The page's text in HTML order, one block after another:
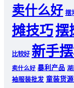
卖什么好 摆
摊技巧摆
比较好 新手
卖什么好 暴利产品
袖服装批发 童装货